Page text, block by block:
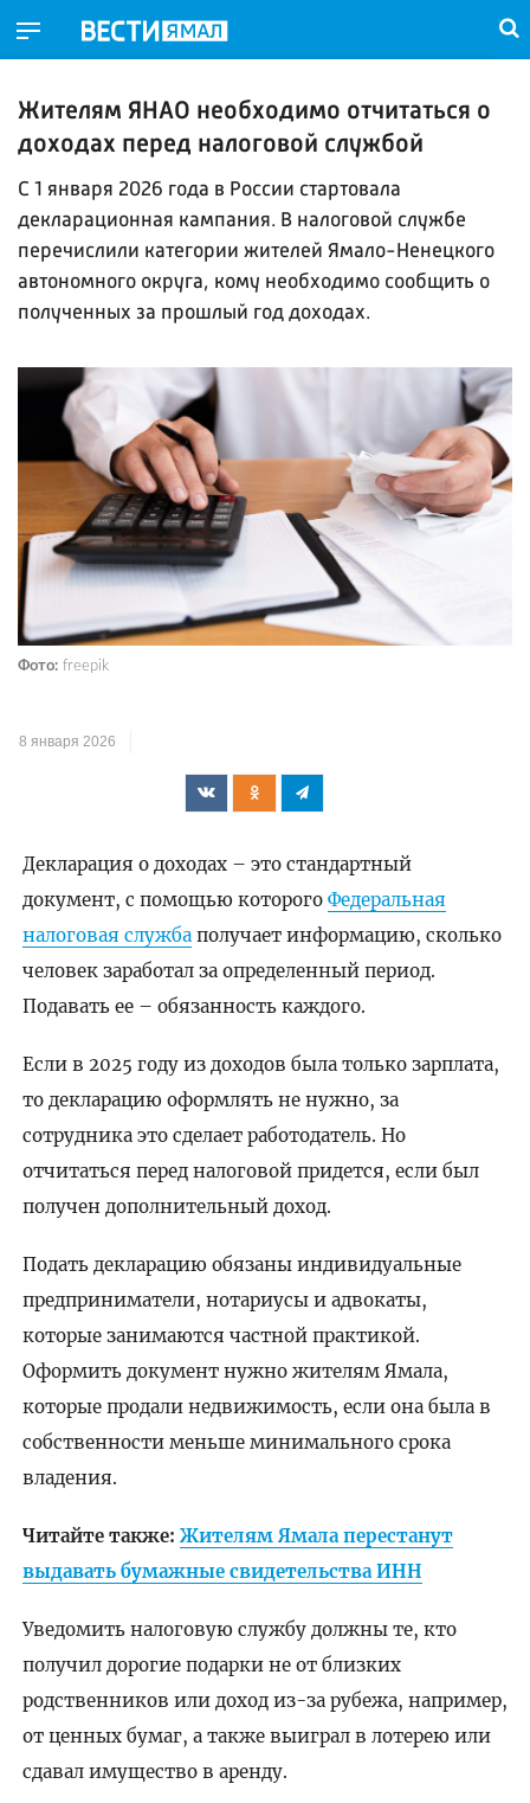
Жителям ЯНАО необходимо отчитаться о
доходах перед налоговой службой
С 1 января 2026 года в России стартовала
декларационная кампания. В налоговой службе
перечислили категории жителей Ямало-Ненецкого
автономного округа, кому необходимо сообщить о
полученных за прошлый год доходах.
Фото: freepik
8 января 2026
Декларация о доходах – это стандартный
документ, с помощью которого Федеральная
налоговая службаполучает информацию, сколько
человек заработал за определенный период.
Подавать ее – обязанность каждого.
Если в 2025 году из доходов была только зарплата,
то декларацию оформлять не нужно, за
сотрудника это сделает работодатель. Но
отчитаться перед налоговой придется, если был
получен дополнительный доход.
Подать декларацию обязаны индивидуальные
предприниматели, нотариусы и адвокаты,
которые занимаются частной практикой.
Оформить документ нужно жителям Ямала,
которые продали недвижимость, если она была в
собственности меньше минимального срока
владения.
Читайте также: Жителям Ямала перестанут
выдавать бумажные свидетельства ИНН
Уведомить налоговую службу должны те, кто
получил дорогие подарки не от близких
родственников или доход из-за рубежа, например,
от ценных бумаг, а также выиграл в лотерею или
сдавал имущество в аренду.